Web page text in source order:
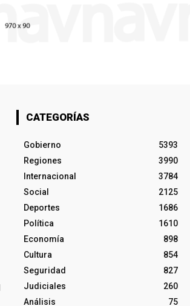
CATEGORÍAS
Gobierno
5393
Regiones
3990
Internacional
3784
Social
2125
Deportes
1686
Política
1610
Economía
898
Cultura
854
Seguridad
827
Judiciales
260
Análisis
75